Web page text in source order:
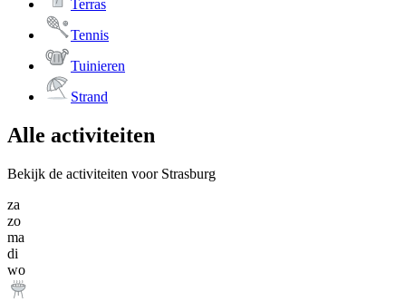
Terras
Tennis
Tuinieren
Strand
Alle activiteiten
Bekijk de activiteiten voor Strasburg
za
zo
ma
di
wo